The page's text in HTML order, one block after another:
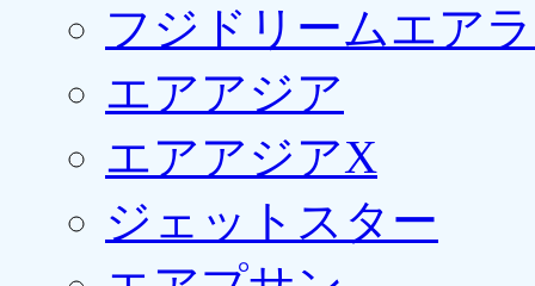
フジドリームエア
エアアジア
エアアジアX
ジェットスター